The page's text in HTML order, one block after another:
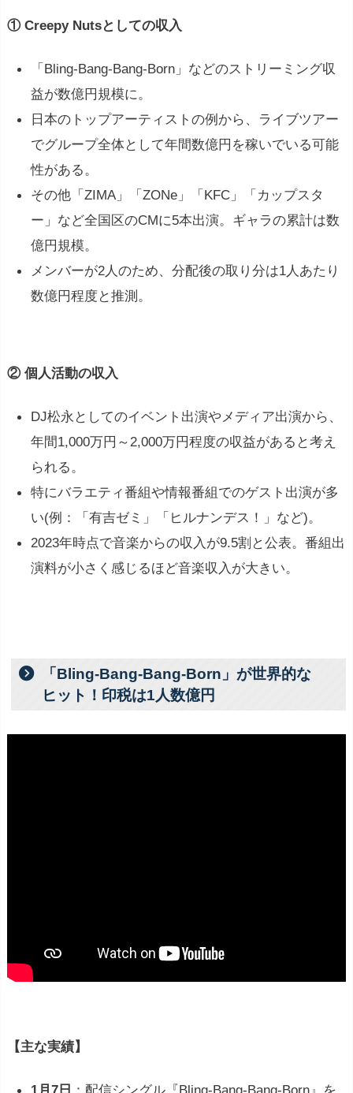
① Creepy Nutsとしての収入
「Bling‐Bang‐Bang‐Born」などのストリーミング収
益が数億円規模に。
日本のトップアーティストの例から、ライブツアー
でグループ全体として年間数億円を稼いでいる可能
性がある。
その他「ZIMA」「ZONe」「KFC」「カップスタ
ー」など全国区のCMに5本出演。ギャラの累計は数
億円規模。
メンバーが2人のため、分配後の取り分は1人あたり
数億円程度と推測。
② 個人活動の収入
DJ松永としてのイベント出演やメディア出演から、
年間1,000万円～2,000万円程度の収益があると考え
られる。
特にバラエティ番組や情報番組でのゲスト出演が多
い(例：「有吉ゼミ」「ヒルナンデス！」など)。
2023年時点で音楽からの収入が9.5割と公表。番組出
演料が小さく感じるほど音楽収入が大きい。
「Bling‐Bang‐Bang‐Born」が世界的な
ヒット！印税は1人数億円
【主な実績】
1月7日 ：配信シングル『Bling-Bang-Bang-Born』を